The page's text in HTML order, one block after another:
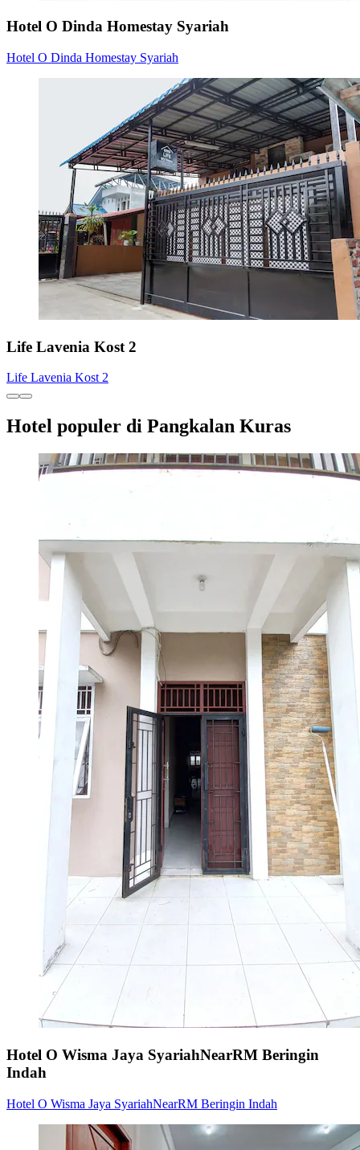
Hotel O Dinda Homestay Syariah
Hotel O Dinda Homestay Syariah
Life Lavenia Kost 2
Life Lavenia Kost 2
Hotel populer di Pangkalan Kuras
Hotel O Wisma Jaya SyariahNearRM Beringin
Indah
Hotel O Wisma Jaya SyariahNearRM Beringin Indah